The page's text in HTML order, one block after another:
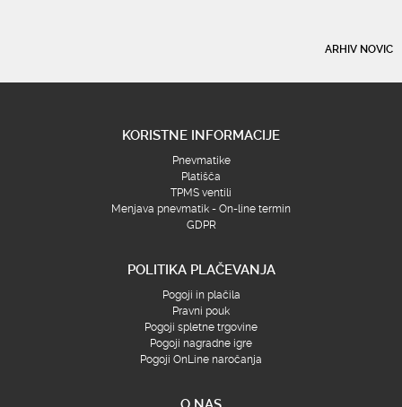
ARHIV NOVIC
KORISTNE INFORMACIJE
Pnevmatike
Platišča
TPMS ventili
Menjava pnevmatik - On-line termin
GDPR
POLITIKA PLAČEVANJA
Pogoji in plačila
Pravni pouk
Pogoji spletne trgovine
Pogoji nagradne igre
Pogoji OnLine naročanja